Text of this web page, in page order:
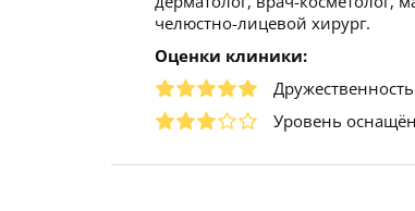
челюстно-лицевой хирург.
Оценки клиники:
Уровень